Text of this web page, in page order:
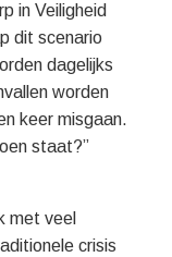
in Veiligheid
dit scenario
dagelijks
worden
keer misgaan.
staat?”
met veel
crisis